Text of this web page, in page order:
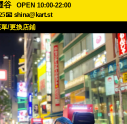
谷
OPEN 10:00-22:00
📧 shina@kart.st
/更換店鋪
首頁
規格 價格
顧客聲音 常見問題
預訂
更換店鋪